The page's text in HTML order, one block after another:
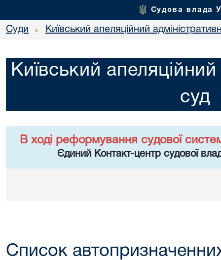
Судова влада
Суди • Київський апеляційний
Київський
суд
В ході реформування судової
Єдиний Контакт-центр судової
Список